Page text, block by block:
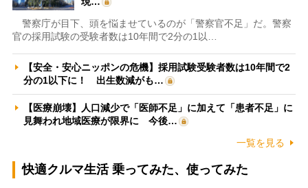
警察庁が目下、頭を悩ませているのが「警察官不足」だ。警察
官の採用試験の受験者数は10年間で2分の1以…
【安全・安心ニッポンの危機】採用試験受験者数は10年間で2
分の1以下に！ 出生数減がも…
【医療崩壊】人口減少で「医師不足」に加えて「患者不足」に
見舞われ地域医療が限界に 今後…
一覧を見る
快適クルマ生活 乗ってみた、使ってみた